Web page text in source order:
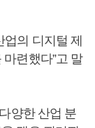
업의 디지털 제
련했다”고 말
양한 산업 분